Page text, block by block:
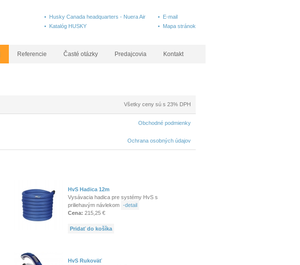
• E-mail
• Mapa stránok
• Husky Canada headquarters - Nuera Air
• Katalóg HUSKY
Referencie Časté otázky Predajcovia Kontakt
Všetky ceny sú s 23% DPH
Obchodné podmienky
Ochrana osobných údajov
HvS Hadica 12m
Vysávacia hadica pre systémy HvS s
priliehavým návlekom -detail
Cena: 215,25 €
Pridať do košíka
HvS Rukoväť